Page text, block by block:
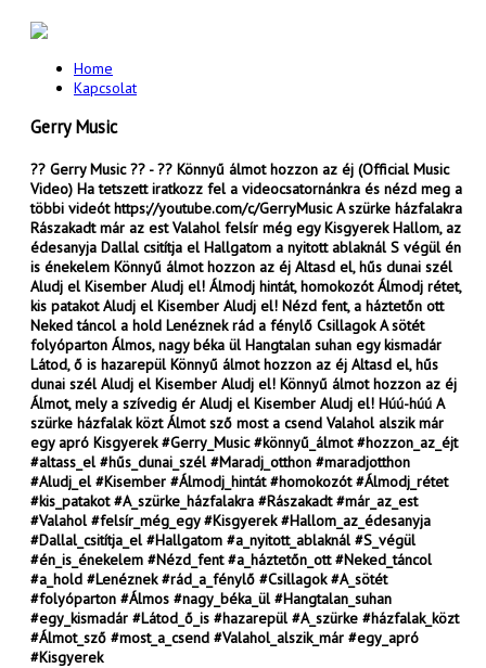
Home
Kapcsolat
Gerry Music
?? Gerry Music ?? - ?? Könnyű álmot hozzon az éj (Official Music
Video) Ha tetszett iratkozz fel a videocsatornánkra és nézd meg a
többi videót https://youtube.com/c/GerryMusic A szürke házfalakra
Rászakadt már az est Valahol felsír még egy Kisgyerek Hallom, az
édesanyja Dallal csitítja el Hallgatom a nyitott ablaknál S végül én
is énekelem Könnyű álmot hozzon az éj Altasd el, hűs dunai szél
Aludj el Kisember Aludj el! Álmodj hintát, homokozót Álmodj rétet,
kis patakot Aludj el Kisember Aludj el! Nézd fent, a háztetőn ott
Neked táncol a hold Lenéznek rád a fénylő Csillagok A sötét
folyóparton Álmos, nagy béka ül Hangtalan suhan egy kismadár
Látod, ő is hazarepül Könnyű álmot hozzon az éj Altasd el, hűs
dunai szél Aludj el Kisember Aludj el! Könnyű álmot hozzon az éj
Álmot, mely a szívedig ér Aludj el Kisember Aludj el! Húú-húú A
szürke házfalak közt Álmot sző most a csend Valahol alszik már
egy apró Kisgyerek #Gerry_Music #könnyű_álmot #hozzon_az_éjt
#altass_el #hűs_dunai_szél #Maradj_otthon #maradjotthon
#Aludj_el #Kisember #Álmodj_hintát #homokozót #Álmodj_rétet
#kis_patakot #A_szürke_házfalakra #Rászakadt #már_az_est
#Valahol #felsír_még_egy #Kisgyerek #Hallom_az_édesanyja
#Dallal_csitítja_el #Hallgatom #a_nyitott_ablaknál #S_végül
#én_is_énekelem #Nézd_fent #a_háztetőn_ott #Neked_táncol
#a_hold #Lenéznek #rád_a_fénylő #Csillagok #A_sötét
#folyóparton #Álmos #nagy_béka_ül #Hangtalan_suhan
#egy_kismadár #Látod_ő_is #hazarepül #A_szürke #házfalak_közt
#Álmot_sző #most_a_csend #Valahol_alszik_már #egy_apró
#Kisgyerek